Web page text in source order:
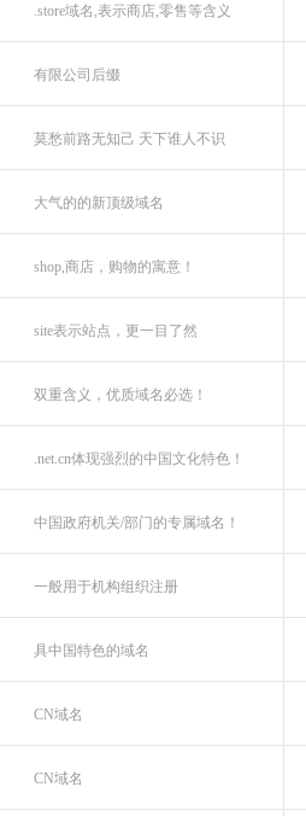
.store域名,表示商店,零售等含义
有限公司后缀
莫愁前路无知己 天下谁人不识
大气的的新顶级域名
shop,商店，购物的寓意！
site表示站点，更一目了然
双重含义，优质域名必选！
.net.cn体现强烈的中国文化特色！
中国政府机关/部门的专属域名！
一般用于机构组织注册
具中国特色的域名
CN域名
CN域名